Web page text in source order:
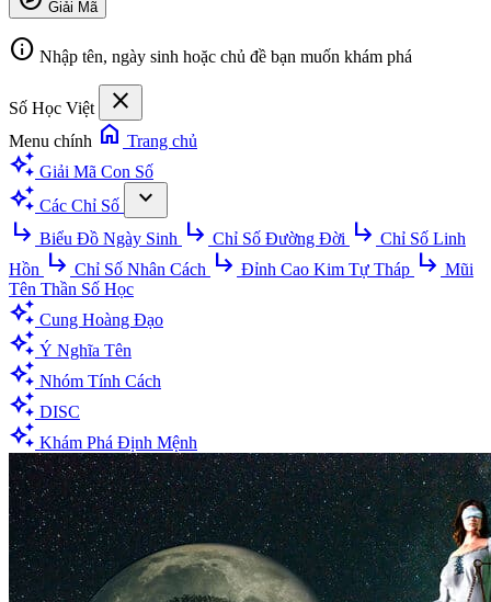
Giải Mã
info Nhập tên, ngày sinh hoặc chủ đề bạn muốn khám phá
Số Học Việt close
Menu chính home Trang chủ
auto_awesome Giải Mã Con Số
auto_awesome Các Chỉ Số
expand_more
subdirectory_arrow_right Biểu Đồ Ngày Sinh subdirectory_arrow_right Chỉ Số Đường Đời subdirectory_arrow_right Chỉ Số Linh
Hồn subdirectory_arrow_right Chỉ Số Nhân Cách subdirectory_arrow_right Đỉnh Cao Kim Tự Tháp subdirectory_arrow_right Mũi
Tên Thần Số Học
auto_awesome Cung Hoàng Đạo
auto_awesome Ý Nghĩa Tên
auto_awesome Nhóm Tính Cách
auto_awesome DISC
auto_awesome Khám Phá Định Mệnh